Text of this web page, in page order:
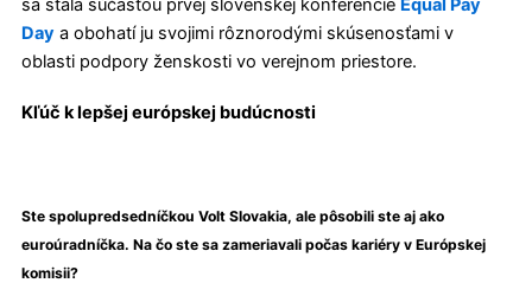
sa stala súčasťou prvej slovenskej konferencie Equal Pay
Day a obohatí ju svojimi rôznorodými skúsenosťami v
oblasti podpory ženskosti vo verejnom priestore.
Kľúč k lepšej európskej budúcnosti
Ste spolupredsedníčkou Volt Slovakia, ale pôsobili ste aj ako
euroúradníčka. Na čo ste sa zameriavali počas kariéry v Európskej
komisii?